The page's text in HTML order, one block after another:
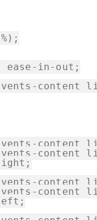
ease-in-out;
content
content
content